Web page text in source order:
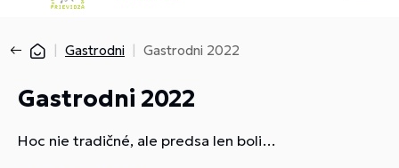
Gastrodni Gastrodni 2022
Gastrodni 2022
Hoc nie tradičné, ale predsa len boli…